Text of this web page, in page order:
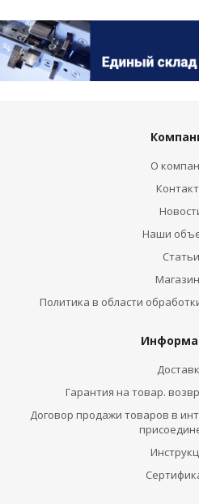
О
Наши
Статьи
Политика в области
Гарантия на товар.
Договор продажи товаров в